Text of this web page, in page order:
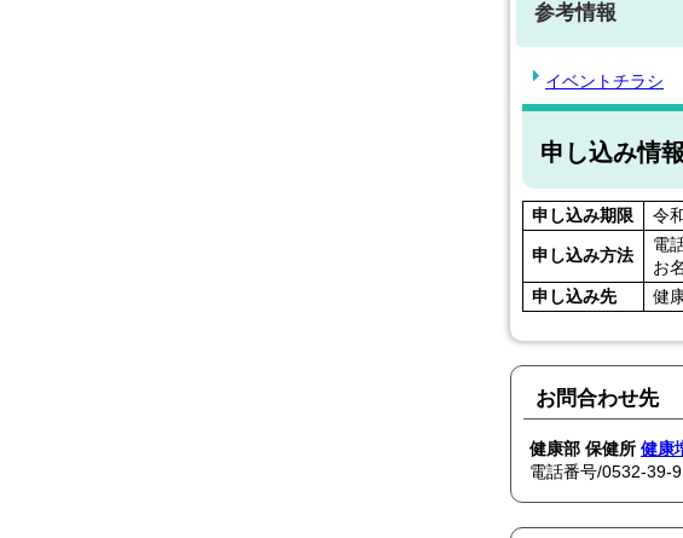
参考情報
イベントチラシ
申し込み情報
申し込み期限 令
申し込み方法
電
お
申し込み先
健
お問合わせ先
健康部 保健所 健康
電話番号/0532-39-